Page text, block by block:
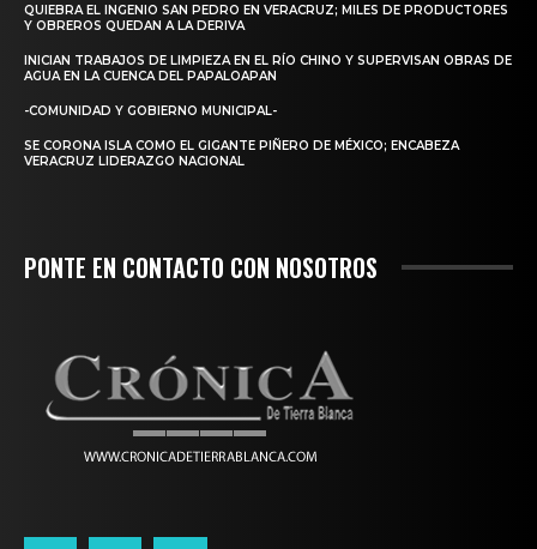
QUIEBRA EL INGENIO SAN PEDRO EN VERACRUZ; MILES DE PRODUCTORES
Y OBREROS QUEDAN A LA DERIVA
INICIAN TRABAJOS DE LIMPIEZA EN EL RÍO CHINO Y SUPERVISAN OBRAS DE
AGUA EN LA CUENCA DEL PAPALOAPAN
-COMUNIDAD Y GOBIERNO MUNICIPAL-
SE CORONA ISLA COMO EL GIGANTE PIÑERO DE MÉXICO; ENCABEZA
VERACRUZ LIDERAZGO NACIONAL
PONTE EN CONTACTO CON NOSOTROS